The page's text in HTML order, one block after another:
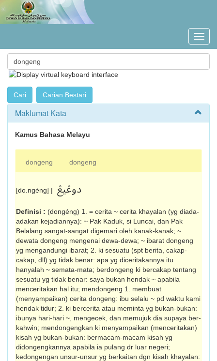
Maklumat Kata
Kamus Bahasa Melayu
dongeng dongeng
[do.ngéng] | دوڠيڠ
Definisi : (dongéng) 1. = cerita ~ cerita kha­yalan (yg diada-
adakan kejadiannya): ~ Pak Kaduk, si Luncai, dan Pak
Belalang sangat-sangat digemari oleh kanak-kanak; ~
dewata dongeng mengenai dewa-dewa; ~ ibarat dongeng
yg mengandungi ibarat; 2. ki sesuatu (spt berita, cakap-
cakap, dll) yg tidak benar: apa yg diceritakannya itu
hanyalah ~ semata-mata; berdongeng ki bercakap tentang
sesuatu yg tidak benar: saya bukan hendak ~ apabila
menceritakan hal itu; mendongeng 1. membuat
(menyampaikan) cerita dongeng: ibu selalu ~ pd waktu kami
hendak tidur; 2. ki bercerita atau meminta yg bukan-bukan:
ibunya hari-hari ~, me­ngecek, dan memujuk dia supaya ber­
kahwin; mendongengkan ki menyampaikan (men­ceritakan)
kisah yg bukan-bukan: bermacam-macam kisah yg
didongengkannya apabila ia pulang dr luar negeri;
kedongengan unsur-unsur yg berkaitan dgn kisah khayalan: